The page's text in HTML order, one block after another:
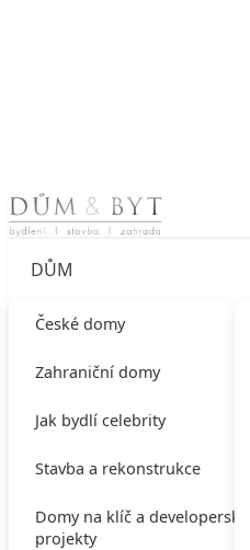
Skip to content
DŮM
České domy
Zahraniční domy
Jak bydlí celebrity
Stavba a rekonstrukce
Domy na klíč a developerské
projekty